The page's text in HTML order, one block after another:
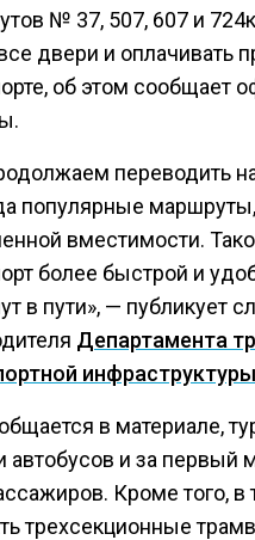
№ 37, 507, 607 и
двери и оплачивать
об этом сообщает
переводить
популярные
вместимости.
более быстрой и
в пути», — публикует
Департамента
инфраструктуры
в материале,
автобусов и за первый
Кроме того,
трехсекционные